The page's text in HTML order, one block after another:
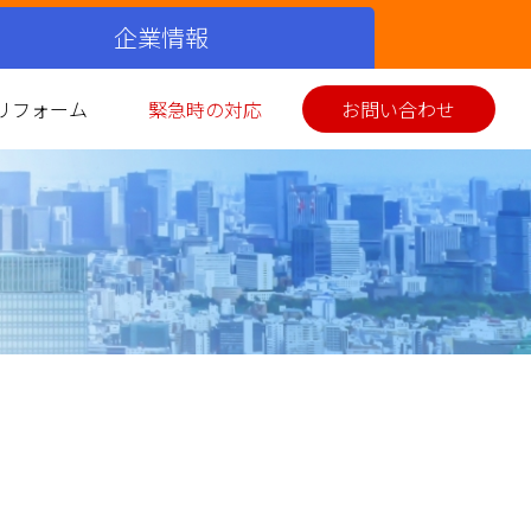
企業情報
フォーム
しい料理
衣類乾燥機
ホーム発電
環境性
ミュレーション
さまの声
緊急時の対応 お問い合わせ